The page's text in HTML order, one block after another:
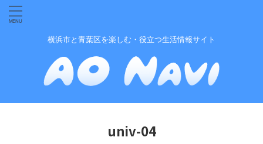
横浜市と青葉区を楽しむ・役立つ生活情報サイト
univ-04